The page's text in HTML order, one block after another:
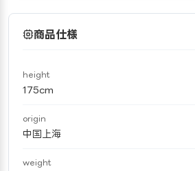
商品仕様
height
175cm
origin
中国上海
weight